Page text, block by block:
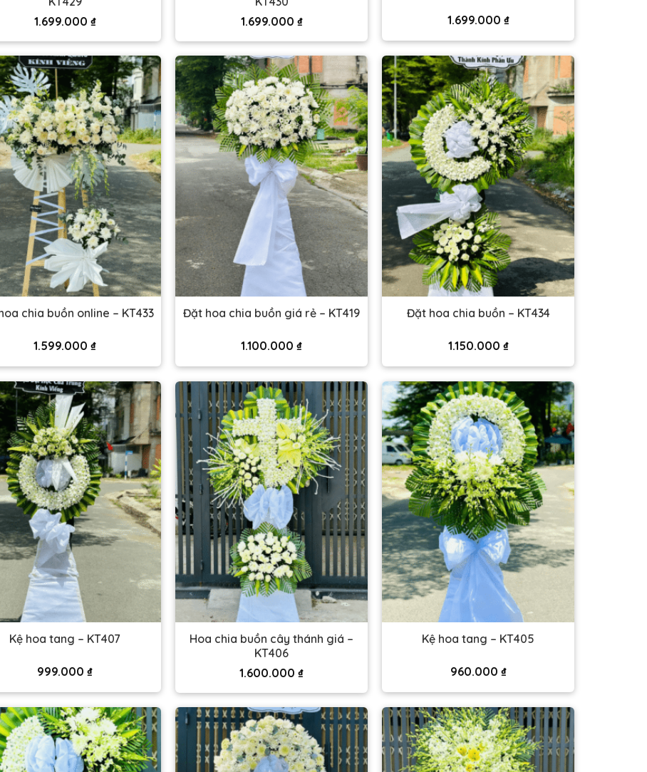
1.699.000 ₫
1.699.000 ₫ 1.699.000 ₫
chia buồn online – KT433
1.599.000 ₫
Đặt hoa chia buồn giá rẻ – KT419
1.100.000 ₫
Đặt hoa chia buồn – KT434
1.150.000 ₫
Kệ hoa tang – KT407
999.000 ₫
Hoa chia buồn cây thánh giá –
KT406
1.600.000 ₫
Kệ hoa tang – KT405
960.000 ₫